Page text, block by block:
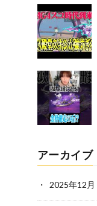
アーカイブ
2025年12月